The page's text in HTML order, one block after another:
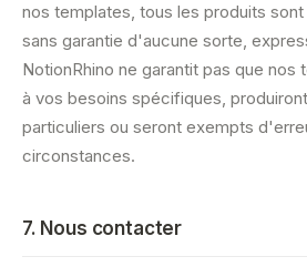
nos templates, tous les produits
sans garantie d'aucune sorte,
NotionRhino ne garantit pas que
à vos besoins spécifiques,
particuliers ou seront exempts
circonstances.
7. Nous contacter